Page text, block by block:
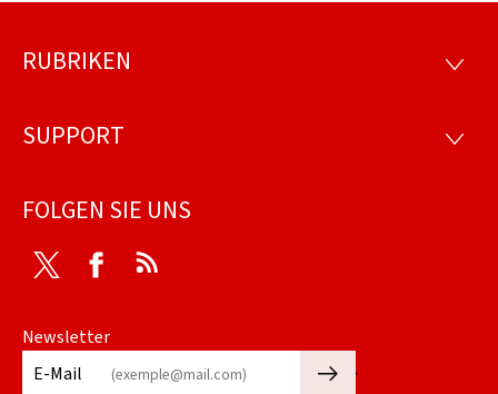
Footer
RUBRIKEN
SUPPORT
FOLGEN SIE UNS
Twitter Facebook
Newsletter
E-Mail
🡒